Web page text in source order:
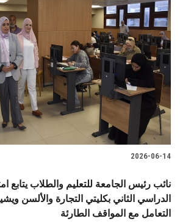
2026-06-14
نائب رئيس الجامعة للتعليم والطلاب يتابع
الدراسي الثاني بكليتي التجارة والألسن
التعامل مع المواقف الطارئة